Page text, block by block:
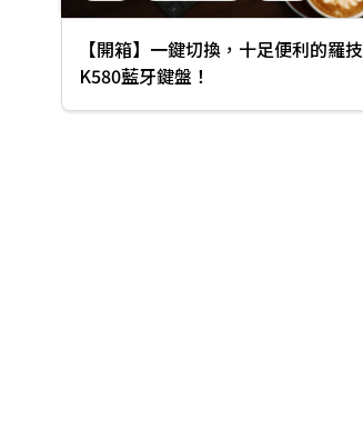
#藍芽鍵盤
【開箱】一鍵切換，十足便利的羅技
K580藍牙鍵盤！